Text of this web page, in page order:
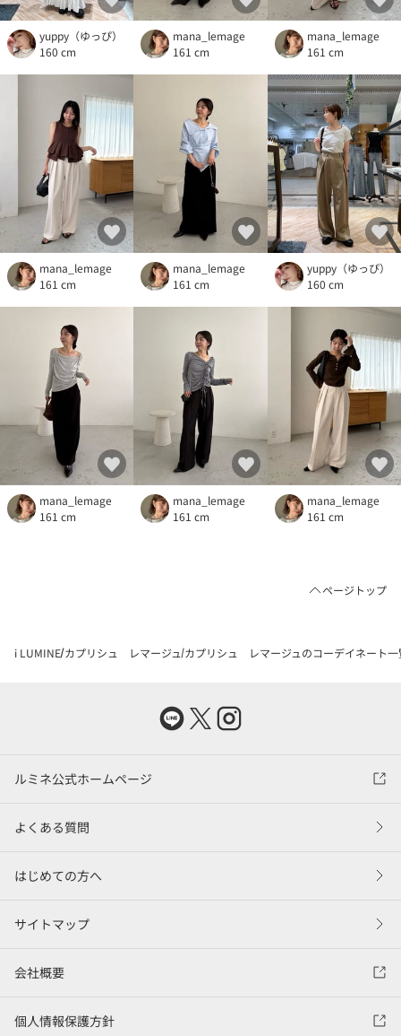
yuppy（ゆっぴ）
160 cm
mana_lemage
161 cm
mana_lemage
161 cm
mana_lemage
161 cm
mana_lemage
161 cm
yuppy（ゆっぴ）
160 cm
mana_lemage
161 cm
mana_lemage
161 cm
mana_lemage
161 cm
ページトップ
i LUMINE カプリシュ レマージュ カプリシュ レマージュのコーデイネート一
ルミネ公式ホームページ
よくある質問
はじめての方へ
サイトマップ
会社概要
個人情報保護方針